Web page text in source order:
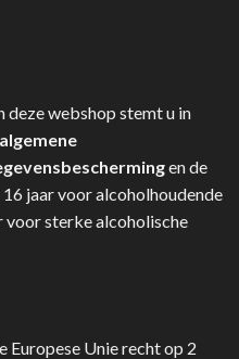
deze webshop stemt u in
algemene
en de
jaar voor alcoholhoudende
voor sterke alcoholische
Europese Unie recht op 2